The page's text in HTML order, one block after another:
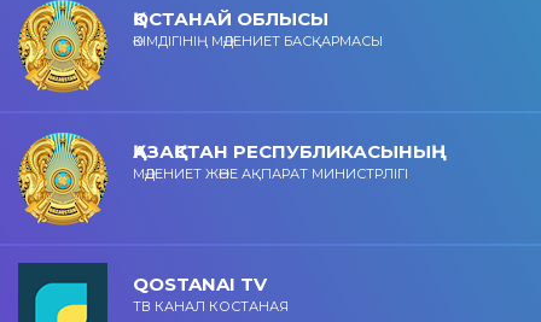
ҚОСТАНАЙ ОБЛЫСЫ
ӘКІМДІГІНІҢ МӘДЕНИЕТ БАСҚАРМАСЫ
ҚАЗАҚСТАН РЕСПУБЛИКАСЫНЫҢ
МӘДЕНИЕТ ЖӘНЕ АҚПАРАТ МИНИСТРЛІГІ
QOSTANAI TV
ТВ КАНАЛ КОСТАНАЯ